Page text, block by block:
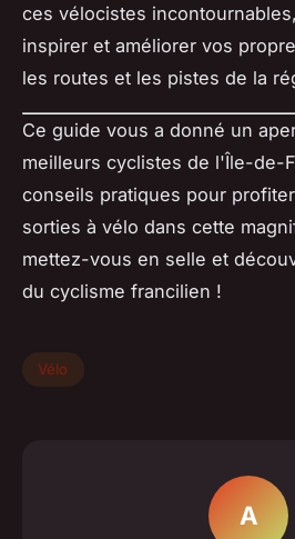
ces vélocistes
inspirer et améliorer vos
les routes et les pistes de la
Ce guide vous a donné un
meilleurs cyclistes de l'Île-de-
conseils pratiques pour
sorties à vélo dans cette
mettez-vous en selle et
du cyclisme francilien !
Vélo
A